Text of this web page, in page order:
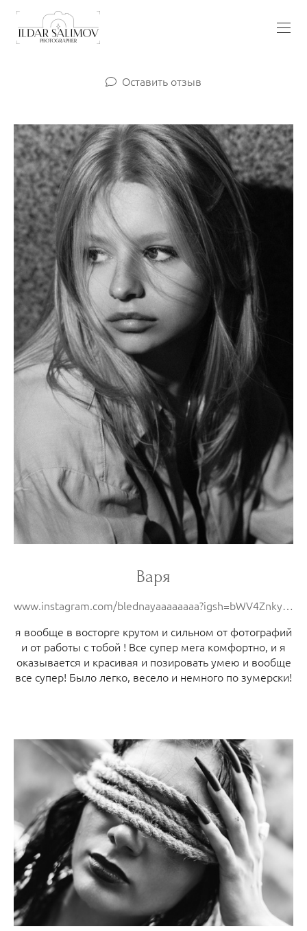
Оставить отзыв
Варя
www.instagram.com/blednayaaaaaaaa?igsh=bWV4ZnkyZGsxc2F2&utm_source=qr
я вообще в восторге крутом и сильном от фотографий
и от работы с тобой ! Все супер мега комфортно, и я
оказывается и красивая и позировать умею и вообще
все супер! Было легко, весело и немного по зумерски!